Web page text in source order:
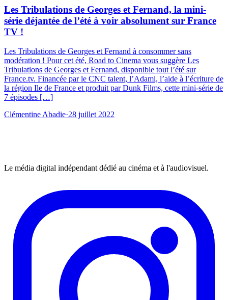
Les Tribulations de Georges et Fernand, la mini-
série déjantée de l’été à voir absolument sur France
TV !
Les Tribulations de Georges et Fernand à consommer sans
modération ! Pour cet été, Road to Cinema vous suggère Les
Tribulations de Georges et Fernand, disponible tout l’été sur
France.tv. Financée par le CNC talent, l’Adami, l’aide à l’écriture de
la région Ile de France et produit par Dunk Films, cette mini-série de
7 épisodes […]
Clémentine Abadie·28 juillet 2022
Le média digital indépendant dédié au cinéma et à l'audiovisuel.